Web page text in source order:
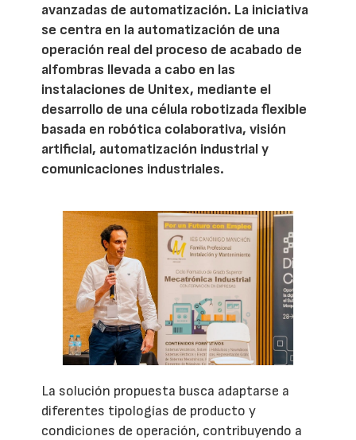
avanzadas de automatización. La iniciativa
se centra en la automatización de una
operación real del proceso de acabado de
alfombras llevada a cabo en las
instalaciones de Unitex, mediante el
desarrollo de una célula robotizada flexible
basada en robótica colaborativa, visión
artificial, automatización industrial y
comunicaciones industriales.
La solución propuesta busca adaptarse a
diferentes tipologías de producto y
condiciones de operación, contribuyendo a